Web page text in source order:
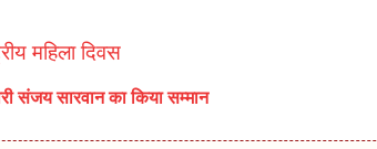
महिला दिवस
संजय सारवान का किया सम्मान